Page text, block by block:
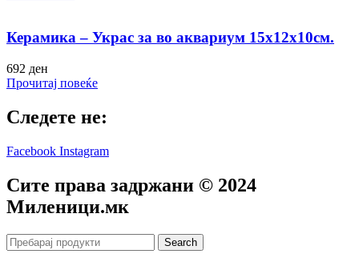
Керамика – Украс за во аквариум 15х12х10см.
692 ден
Прочитај повеќе
Следете не:
Facebook Instagram
Сите права задржани © 2024
Mиленици.мк
Search